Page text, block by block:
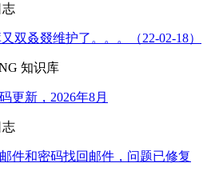
志
双叒叕维护了。。。（22-02-18）
知识库
更新，2026年8月
志
件和密码找回邮件，问题已修复